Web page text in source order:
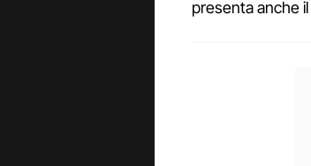
presenta anche